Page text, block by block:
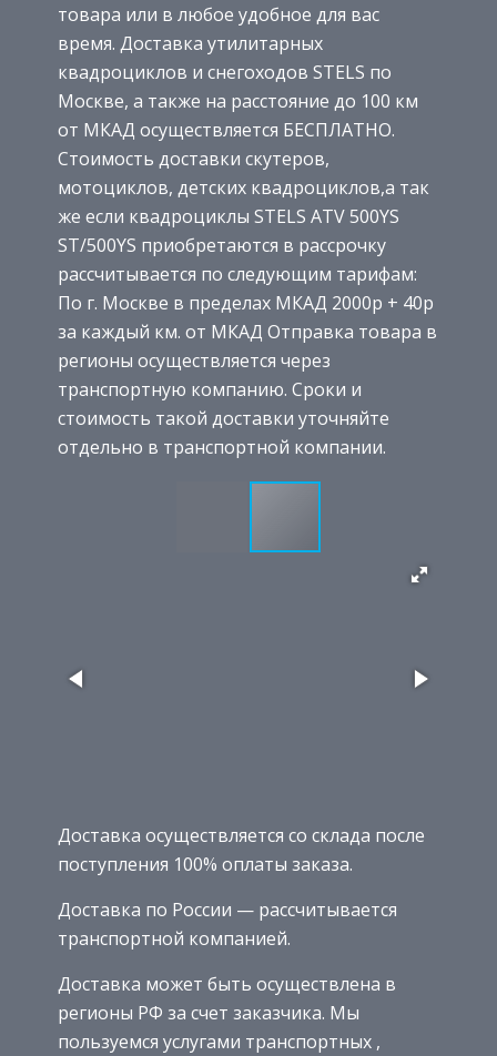
товара или в любое удобное для вас
время. Доставка утилитарных
квадроциклов и снегоходов STELS по
Москве, а также на расстояние до 100 км
от МКАД осуществляется БЕСПЛАТНО.
Стоимость доставки скутеров,
мотоциклов, детских квадроциклов,а так
же если квадроциклы STELS ATV 500YS
ST/500YS приобретаются в рассрочку
рассчитывается по следующим тарифам:
По г. Москве в пределах МКАД 2000р + 40р
за каждый км. от МКАД Отправка товара в
регионы осуществляется через
транспортную компанию. Сроки и
стоимость такой доставки уточняйте
отдельно в транспортной компании.
Доставка осуществляется со склада после
поступления 100% оплаты заказа.
Доставка по России — рассчитывается
транспортной компанией.
Доставка может быть осуществлена в
регионы РФ за счет заказчика. Мы
пользуемся услугами транспортных ,